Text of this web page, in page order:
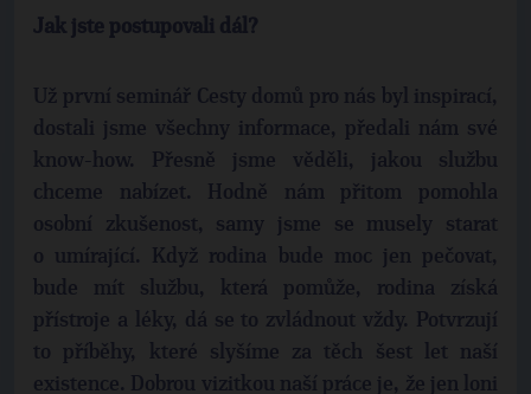
Jak jste postupovali dál?
Už první seminář Cesty domů pro nás byl inspirací,
dostali jsme všechny informace, předali nám své
know-how. Přesně jsme věděli, jakou službu
chceme nabízet. Hodně nám přitom pomohla
osobní zkušenost, samy jsme se musely starat
o umírající. Když rodina bude moc jen pečovat,
bude mít službu, která pomůže, rodina získá
přístroje a léky, dá se to zvládnout vždy. Potvrzují
to příběhy, které slyšíme za těch šest let naší
existence. Dobrou vizitkou naší práce je, že jen loni